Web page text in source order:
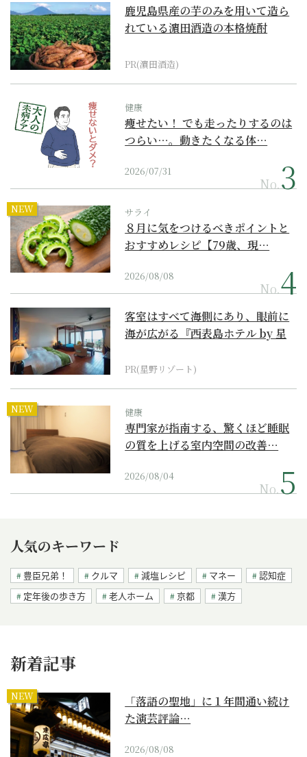
鹿児島県産の芋のみを用いて造ら
れている濵田酒造の本格焼酎
PR(濵田酒造)
健康
痩せたい！ でも走ったりするのは
つらい…。動きたくなる体…
2026/07/31
No.
NEW サライ
８月に気をつけるべきポイントと
おすすめレシピ【79歳、現…
2026/08/08
No.
客室はすべて海側にあり、眼前に
海が広がる『西表島ホテル by 星
PR(星野リゾート)
NEW 健康
専門家が指南する、驚くほど睡眠
の質を上げる室内空間の改善…
2026/08/04
No.
人気のキーワード
豊臣兄弟！ クルマ 減塩レシピ マネー
認知症
定年後の歩き方
老人ホーム 京都 漢方
新着記事
NEW
「落語の聖地」に１年間通い続け
た演芸評論…
2026/08/08